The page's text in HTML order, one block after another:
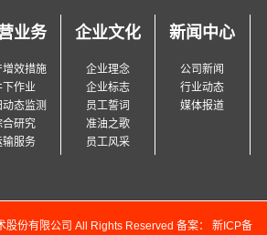
业务
增效措施
下作业
态监测
合研究
输服务
企业文化
企业理念
企业标志
员工誓词
准油之歌
员工风采
新闻中心
公司新闻
行业动态
媒体报道
份有限公司 All Rights Reserved 备案： 新ICP备